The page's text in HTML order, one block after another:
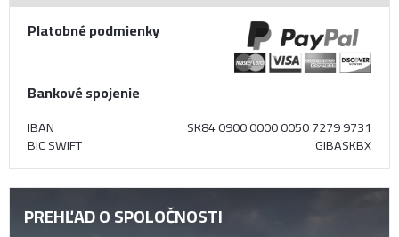
Platobné podmienky
Bankové spojenie
IBAN SK84 0900 0000 0050 7279 9731
BIC SWIFT GIBASKBX
PREHĽAD O SPOLOČNOSTI